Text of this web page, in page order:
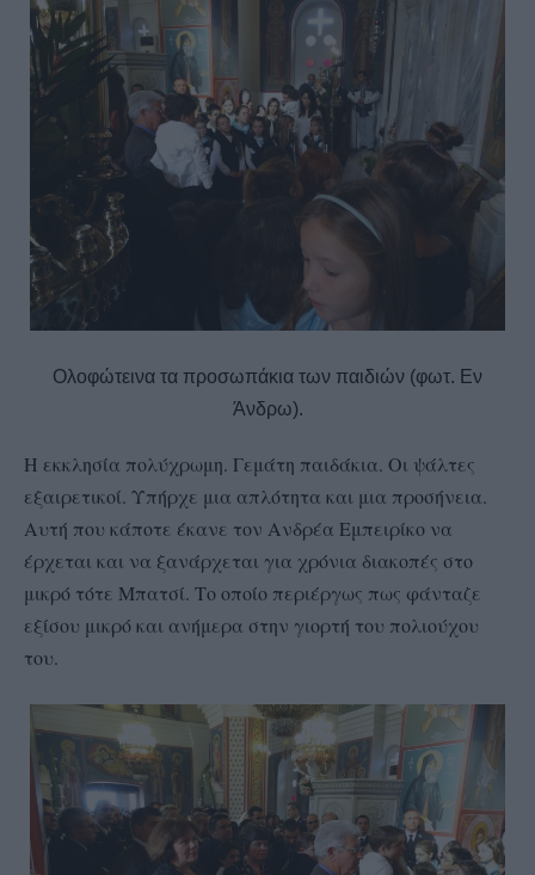
Ολοφώτεινα τα προσωπάκια των παιδιών (φωτ. Εν
Άνδρω).
Η εκκλησία πολύχρωμη. Γεμάτη παιδάκια. Οι ψάλτες
εξαιρετικοί. Υπήρχε μια απλότητα και μια προσήνεια.
Αυτή που κάποτε έκανε τον Ανδρέα Εμπειρίκο να
έρχεται και να ξανάρχεται για χρόνια διακοπές στο
μικρό τότε Μπατσί. Το οποίο περιέργως πως φάνταζε
εξίσου μικρό και ανήμερα στην γιορτή του πολιούχου
του.